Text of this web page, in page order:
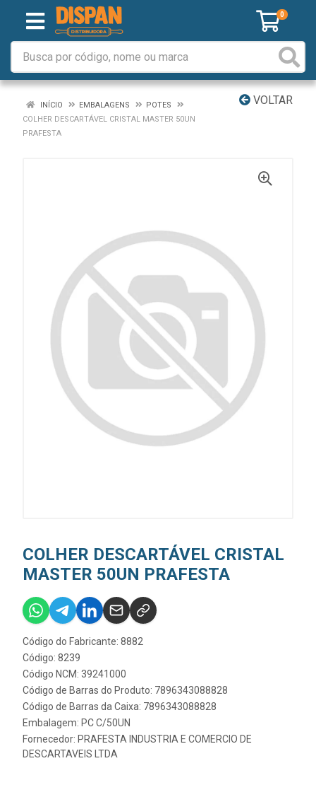
0
VOLTAR
INÍCIO EMBALAGENS
POTES
COLHER DESCARTÁVEL CRISTAL MASTER 50UN
PRAFESTA
COLHER DESCARTÁVEL CRISTAL
MASTER 50UN PRAFESTA
Código do Fabricante: 8882
Código: 8239
Código NCM: 39241000
Código de Barras do Produto: 7896343088828
Código de Barras da Caixa: 7896343088828
Embalagem: PC C/50UN
Fornecedor: PRAFESTA INDUSTRIA E COMERCIO DE
DESCARTAVEIS LTDA